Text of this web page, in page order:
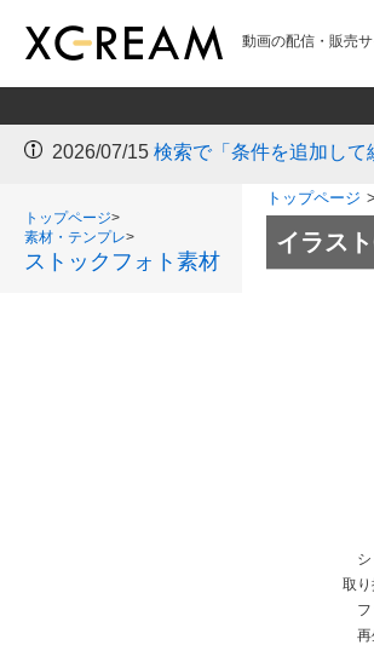
動画の配信・販売サ
2026/07/15 検索で「条件を追加して
トップページ>
素材・テンプレ>
ストックフォト素材
トップページ >
イラス
シ
取り
フ
再